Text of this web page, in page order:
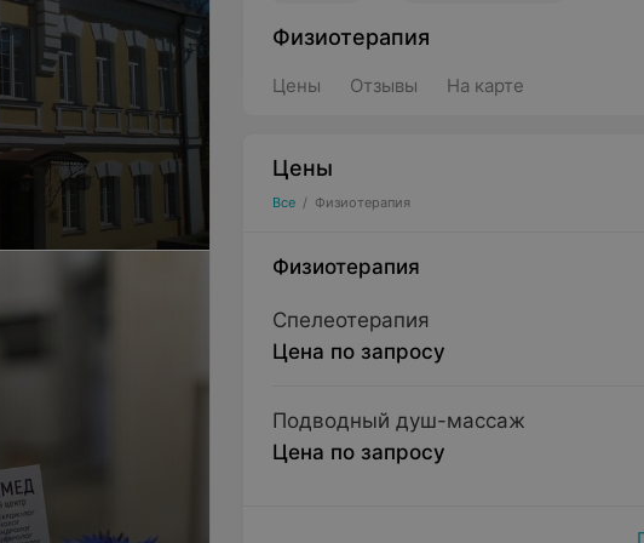
Физиотерапия
Цены Отзывы На карте
Цены
Все / Физиотерапия
Физиотерапия
Спелеотерапия
Цена по запросу
Подводный душ-массаж
Цена по запросу